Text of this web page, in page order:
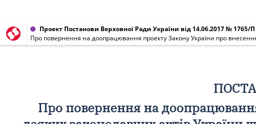
Проект Постанови Верховної Ради України від 14.06.2017 № 1765/П